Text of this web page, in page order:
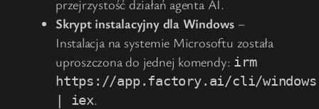
przejrzystość działań agenta AI.
Skrypt instalacyjny dla Windows –
Instalacja na systemie Microsoftu została
uproszczona do jednej komendy: irm
https://app.factory.ai/cli/windows
| iex.